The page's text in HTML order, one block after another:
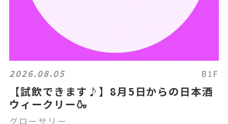
2026.08.05 B1F
【試飲できます♪】8月5日からの日本酒
ウィークリー🍶
グローサリー